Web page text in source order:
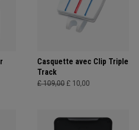
Casquette avec Clip Triple
Track
£ 109,00 £ 10,00